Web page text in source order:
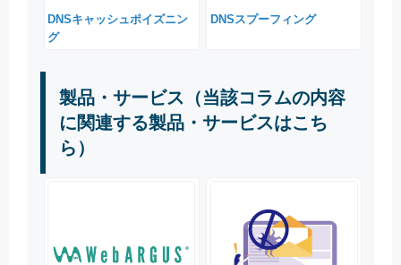
DNSキャッシュポイズニン
グ
DNSスプーフィング
製品・サービス（当該コラムの内容
に関連する製品・サービスはこち
ら）